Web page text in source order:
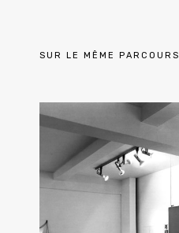
SUR LE MÊME PARCOURS